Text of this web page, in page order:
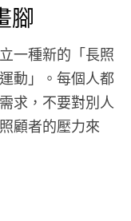
腳
一種新的「長照
動」。每個人都
求，不要對別人
顧者的壓力來